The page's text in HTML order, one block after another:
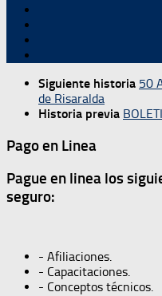
Siguiente historia 50
de Risaralda
Historia previa
Pago en Linea
Pague en linea los
seguro:
- Afiliaciones.
- Capacitaciones.
- Conceptos técnicos.